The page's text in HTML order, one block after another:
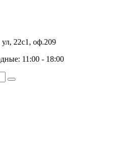
22с1, оф.209
11:00 - 18:00